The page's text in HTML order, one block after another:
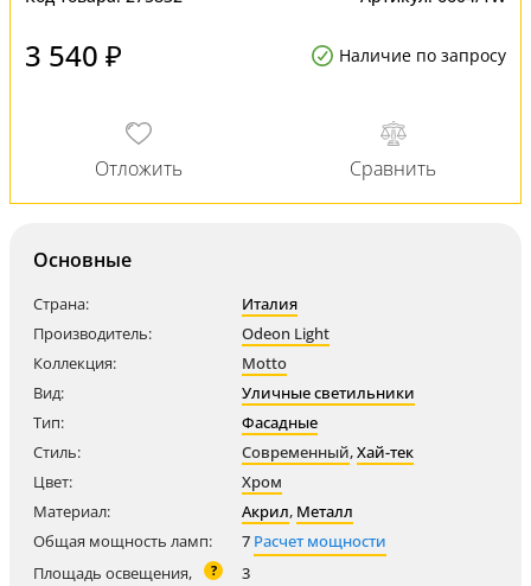
3 540 ₽ Наличие по запросу
Основные
Страна:
Италия
Производитель:
Odeon Light
Коллекция:
Motto
Вид:
Уличные светильники
Тип:
Фасадные
Стиль:
Современный,Хай-тек
Цвет:
Хром
Материал:
Акрил, Металл
Общая мощность ламп:
7 Расчет мощности
Площадь освещения,
? 3